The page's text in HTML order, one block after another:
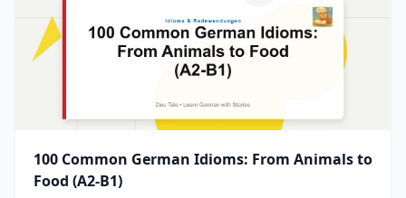
100 Common German Idioms: From Animals to
Food (A2-B1)